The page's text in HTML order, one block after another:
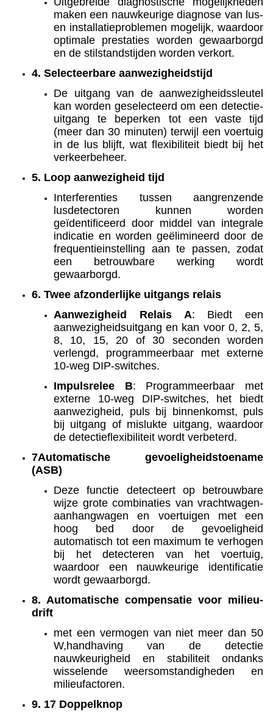
maken een nauwkeurige diagnose van lus-
en installatieproblemen mogelijk, waardoor
optimale prestaties worden gewaarborgd
en de stilstandstijden worden verkort.
4. Selecteerbare aanwezigheidstijd
De uitgang van de aanwezigheidssleutel
kan worden geselecteerd om een detectie-
uitgang te beperken tot een vaste tijd
(meer dan 30 minuten) terwijl een voertuig
in de lus blijft, wat flexibiliteit biedt bij het
verkeerbeheer.
5. Loop aanwezigheid tijd
Interferenties tussen aangrenzende
lusdetectoren kunnen worden
geïdentificeerd door middel van integrale
indicatie en worden geëlimineerd door de
frequentieinstelling aan te passen, zodat
een betrouwbare werking wordt
gewaarborgd.
6. Twee afzonderlijke uitgangs relais
Aanwezigheid Relais A: Biedt een
aanwezigheidsuitgang en kan voor 0, 2, 5,
8, 10, 15, 20 of 30 seconden worden
verlengd, programmeerbaar met externe
10-weg DIP-switches.
Impulsrelee B: Programmeerbaar met
externe 10-weg DIP-switches, het biedt
aanwezigheid, puls bij binnenkomst, puls
bij uitgang of mislukte uitgang, waardoor
de detectieflexibiliteit wordt verbeterd.
7Automatische gevoeligheidstoename
(ASB)
Deze functie detecteert op betrouwbare
wijze grote combinaties van vrachtwagen-
aanhangwagen en voertuigen met een
hoog bed door de gevoeligheid
automatisch tot een maximum te verhogen
bij het detecteren van het voertuig,
waardoor een nauwkeurige identificatie
wordt gewaarborgd.
8. Automatische compensatie voor milieu-
drift
met een vermogen van niet meer dan 50
W,handhaving van de detectie
nauwkeurigheid en stabiliteit ondanks
wisselende weersomstandigheden en
milieufactoren.
9. 17 Doppelknop